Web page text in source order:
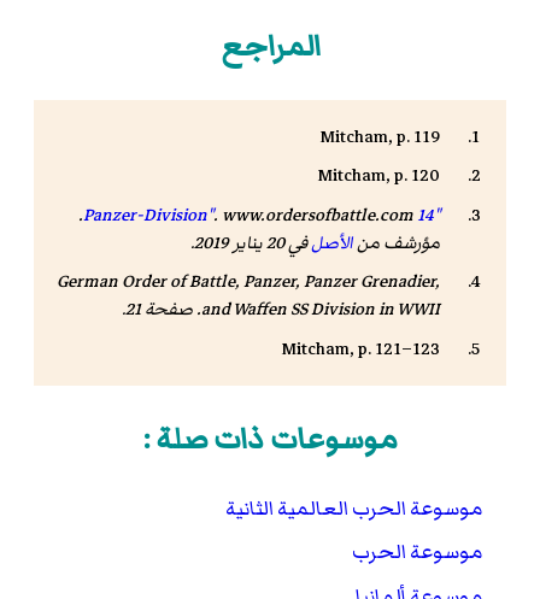
المراجع
Mitcham, p. 119
Mitcham, p. 120
"14 Panzer-Division"
. www.ordersofbattle.com
.
مؤرشف منالأصلفي 20 يناير 2019
.
German Order of Battle, Panzer, Panzer Grenadier,
and Waffen SS Division in WWII. صفحة 21.
Mitcham, p. 121–123
موسوعات ذات صلة :
موسوعة الحرب العالمية الثانية
موسوعة الحرب